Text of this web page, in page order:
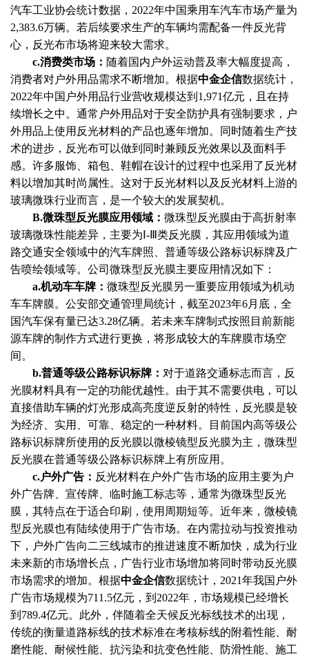
汽车工业协会统计数据，2022年中国乘用车汽车市场产量为
2,383.6万辆。若后续要求生产的车辆均需配备一件反光背
心，反光布市场将迎来较大需求。
c.消费类市场： 随着国内户外运动普及率大幅度提高，
消费者对户外用品需求不断增加。根据中金企信数据统计 ，
2022年中国户外用品行业营收规模达到1,971亿元，且在持
续增长之中。通常户外用品对于安全防护具有强制要求，户
外用品上使用反光材料的产品也逐年增加。同时随着生产技
术的进步，反光布可以做到同时兼顾反光效果以及面料手
感。许多服饰、箱包、鞋帽在设计的过程中也采用了反光材
料以增加其时尚属性。这对于反光材料以及反光材料上游的
玻璃微珠行业而言，是一个较大的发展契机。
B.微珠型反光膜应用领域： 微珠型反光膜由于高折射率
玻璃微珠性能差异，主要为 Ⅰ-Ⅲ类反光膜，其应用领域为道
路交通安全领域中的汽车牌照、普通等级公路标识标牌及广
告喷绘领域等。公司微珠型反光膜主要应用情况如下：
a.机动车车牌： 微珠型反光膜另一重要应用领域为机动
车车牌膜。公安部交通管理局统计，截至2023年6月底，全
国汽车保有量已达3.28亿辆。若未来车牌制式按照目前新能
源车牌的制作方式进行更换，将形成较大的车牌膜市场空
间。
b.普通等级公路标识标牌： 对于道路交通标志而言，反
光膜材料具有一定的功能优越性。由于其不需要供电，可以
直接借助车辆的灯光形成高亮度逆反射的特性，反光膜是较
为经济、实用、可靠、稳定的一种材料。目前国内高等级公
路标识标牌所使用的反光膜以微棱镜型反光膜为主，微珠型
反光膜在普通等级公路标识标牌上有所应用。
c.户外广告： 反光材料在户外广告市场的应用主要为户
外广告牌、宣传牌、临时施工标志等，通常为微珠型反光
膜，其特点在于适合印刷，使用周期短等。近年来，微棱镜
型反光膜也有陆续使用于广告市场。在内需拉动与投资推动
下，户外广告向二三线城市的推进速度不断加快，成为行业
未来新的市场增长点，广告行业市场增加将同时带动反光膜
市场需求的增加。根据中金企信数据统计 ， 2021年我国户外
广告市场规模为711.5亿元，到2022年，市场规模已经增长
到789.4亿元。此外，伴随着全天候反光标线技术的出现，
传统的衡量道路标线的技术标准在考核标线的附着性能、耐
磨性能、耐候性能、抗污染和抗变色性能、防滑性能、施工